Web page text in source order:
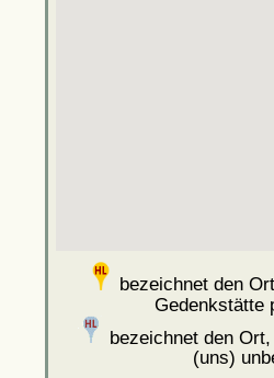
bezeichnet den Ort
Gedenkstätte
bezeichnet den
(uns)